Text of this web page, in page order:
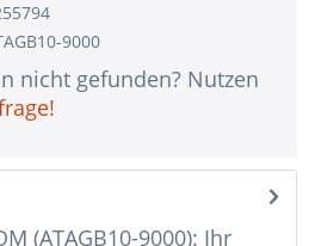
9000
nicht gefunden? Nutzen
(ATAGB10-9000): Ihr